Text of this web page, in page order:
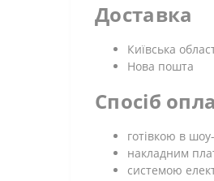
Доставка
Київська
Нова пошта
Спосіб
готівкою в
накладним
системою